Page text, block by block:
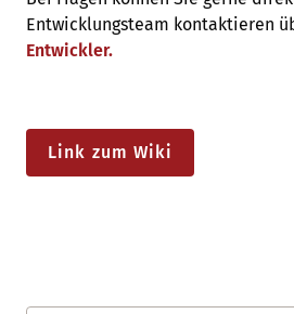
Entwicklungsteam kontaktieren
Entwickler.
Link zum Wiki